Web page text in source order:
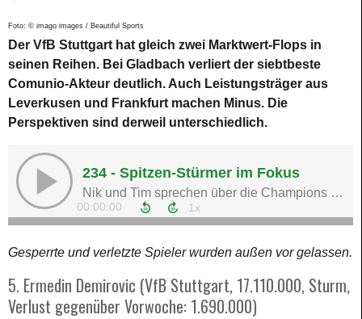
Foto: © imago images / Beautiful Sports
Der VfB Stuttgart hat gleich zwei Marktwert-Flops in
seinen Reihen. Bei Gladbach verliert der siebtbeste
Comunio-Akteur deutlich. Auch Leistungsträger aus
Leverkusen und Frankfurt machen Minus. Die
Perspektiven sind derweil unterschiedlich.
Gesperrte und verletzte Spieler wurden außen vor gelassen.
5. Ermedin Demirovic (VfB Stuttgart, 17.110.000, Sturm,
Verlust gegenüber Vorwoche: 1.690.000)